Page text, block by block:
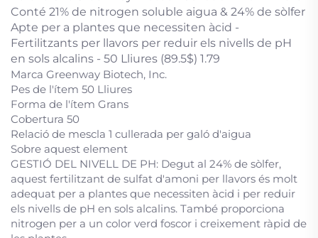
Conté 21% de nitrogen soluble aigua & 24% de sòlfer
Apte per a plantes que necessiten àcid -
Fertilitzants per llavors per reduir els nivells de pH
en sols alcalins - 50 Lliures (89.5$) 1.79
Marca Greenway Biotech, Inc.
Pes de l'ítem 50 Lliures
Forma de l'ítem Grans
Cobertura 50
Relació de mescla 1 cullerada per galó d'aigua
Sobre aquest element
GESTIÓ DEL NIVELL DE PH: Degut al 24% de sòlfer,
aquest fertilitzant de sulfat d'amoni per llavors és molt
adequat per a plantes que necessiten àcid i per reduir
els nivells de pH en sols alcalins. També proporciona
nitrogen per a un color verd foscor i creixement ràpid de